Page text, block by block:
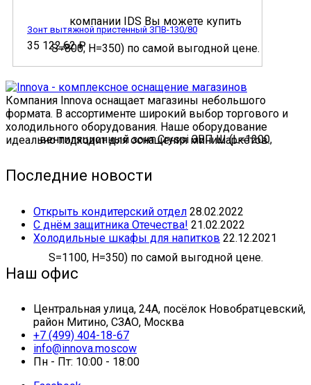
Зонт вытяжной пристенный ЗПВ-130/80
35 122,62₽
Компания Innova оснащает магазины небольшого
формата. В ассортименте широкий выбор торгового и
холодильного оборудования. Наше оборудование
идеально подходит для оснащения минимаркетов.
Последние новости
Открыть кондитерский отдел 28.02.2022
С днём защитника Отечества! 21.02.2022
Холодильные шкафы для напитков 22.12.2021
Наш офис
Центральная улица, 24А, посёлок Новобратцевский,
район Митино, СЗАО, Москва
+7 (499) 404-18-67
info@innova.moscow
Пн - Пт: 10:00 - 18:00